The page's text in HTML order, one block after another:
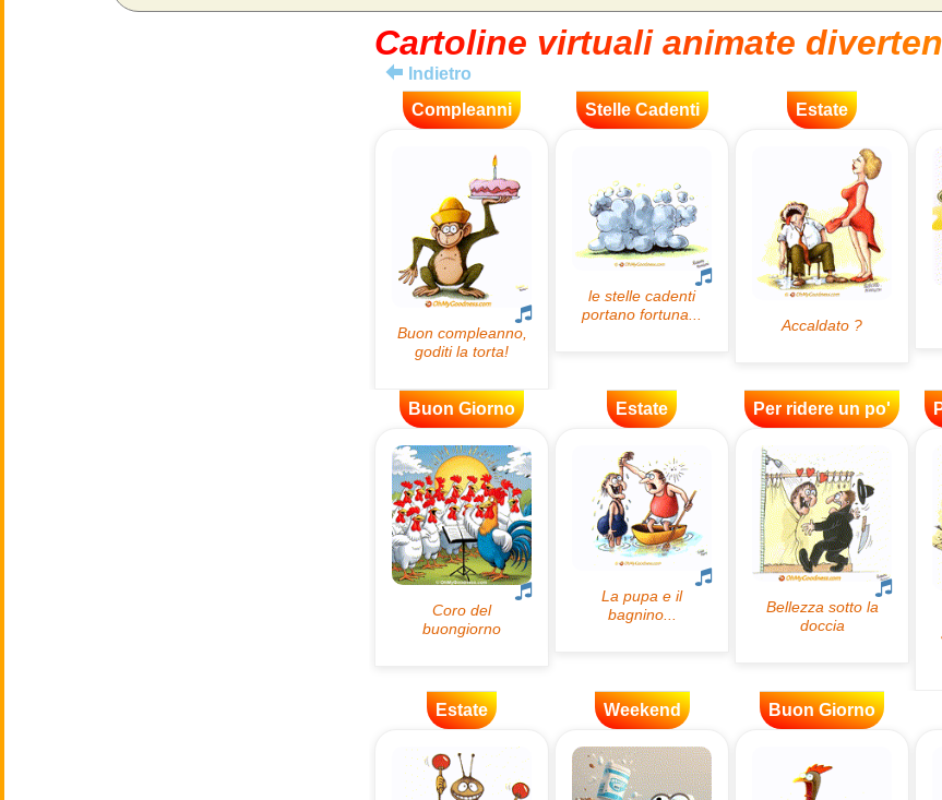
Cartoline virtuali animate
Indietro
Compleanni
Stelle Cadenti Estate
Buon Giorno Estate Per ridere un po'
Estate Weekend Buon Giorno